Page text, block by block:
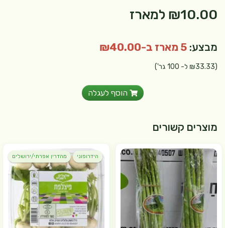
₪10.00 למארז
מבצע: 5 מארז ב-₪40.00
(₪33.33 ל- 100 גר')
הוסף לעגלה
מוצרים קשורים
הידרופוני מהדרין אפרתי/ירושלים